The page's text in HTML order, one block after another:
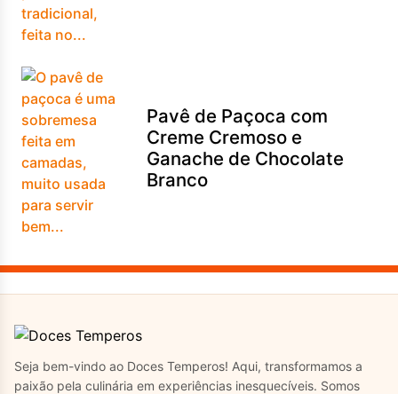
Pavê de Paçoca com
Creme Cremoso e
Ganache de Chocolate
Branco
Seja bem-vindo ao Doces Temperos! Aqui, transformamos a
paixão pela culinária em experiências inesquecíveis. Somos